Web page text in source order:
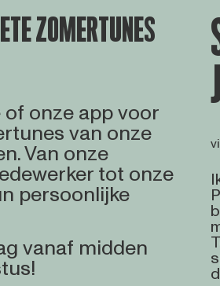
ZOMERTUNES
onze app voor
van onze
Van onze
tot onze
persoonlijke
vanaf midden